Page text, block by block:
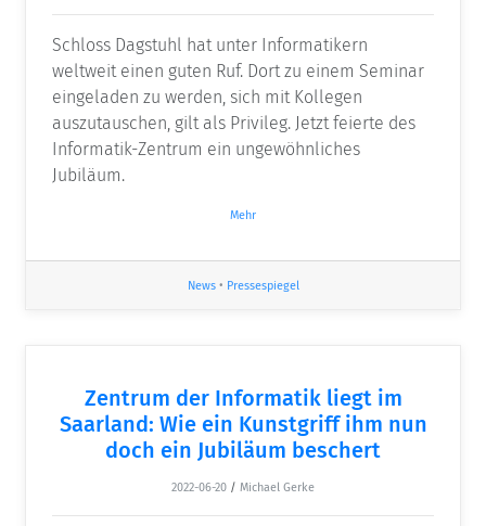
Schloss Dagstuhl hat unter Informatikern
weltweit einen guten Ruf. Dort zu einem Seminar
eingeladen zu werden, sich mit Kollegen
auszutauschen, gilt als Privileg. Jetzt feierte des
Informatik-Zentrum ein ungewöhnliches
Jubiläum.
Mehr
News• Pressespiegel
Zentrum der Informatik liegt im
Saarland: Wie ein Kunstgriff ihm nun
doch ein Jubiläum beschert
2022-06-20 / Michael Gerke